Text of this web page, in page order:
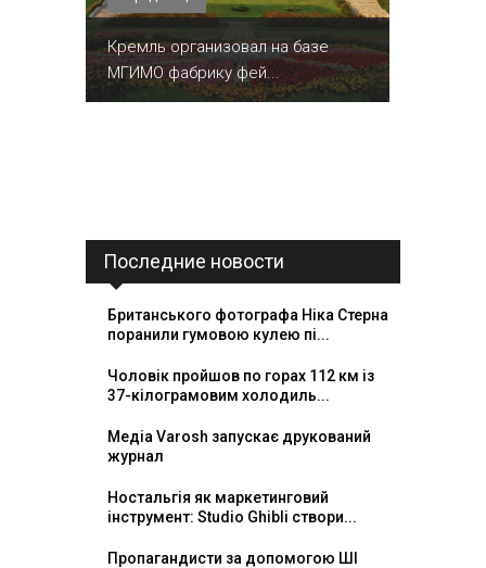
Кремль организовал на базе
МГИМО фабрику фей...
Последние новости
Британського фотографа Ніка Стерна
поранили гумовою кулею пі...
Чоловік пройшов по горах 112 км із
37-кілограмовим холодиль...
Медіа Varosh запускає друкований
журнал
Ностальгія як маркетинговий
інструмент: Studio Ghibli створи...
Пропагандисти за допомогою ШІ